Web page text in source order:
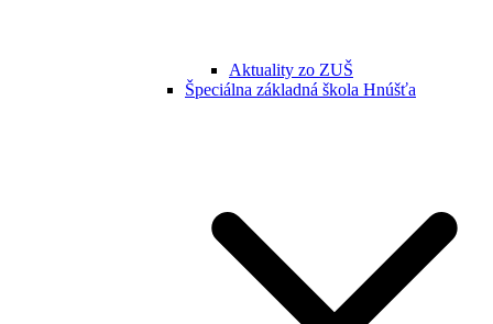
Aktuality zo ZUŠ
Špeciálna základná škola Hnúšťa